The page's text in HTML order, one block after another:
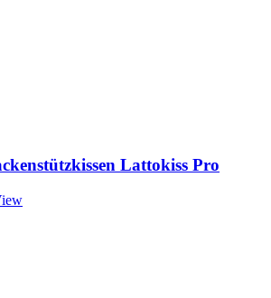
Lattokiss Pro